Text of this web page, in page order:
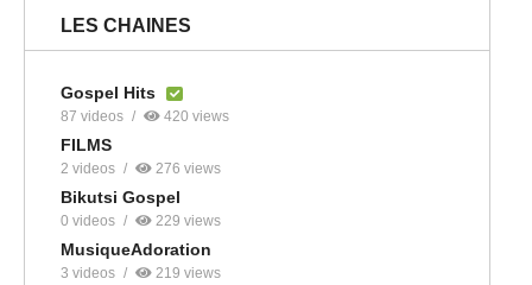
LES CHAINES
Gospel Hits
87 videos 420 views
FILMS
2 videos 276 views
Bikutsi Gospel
0 videos 229 views
MusiqueAdoration
3 videos 219 views